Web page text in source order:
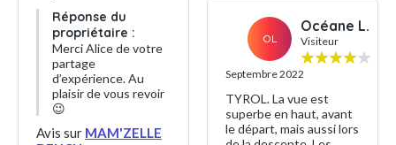
Réponse du
propriétaire :
Merci Alice de votre
partage
d’expérience. Au
plaisir de vous revoir
😉
Avis sur MAM'ZELLE
OL
Océane L.
Visiteur
Septembre 2022
TYROL. La vue est
superbe en haut, avant
le départ, mais aussi lors